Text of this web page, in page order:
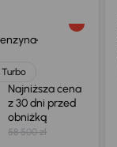
Turbo
Najniższa cena
z 30 dni przed
obniżką
58 500 zł